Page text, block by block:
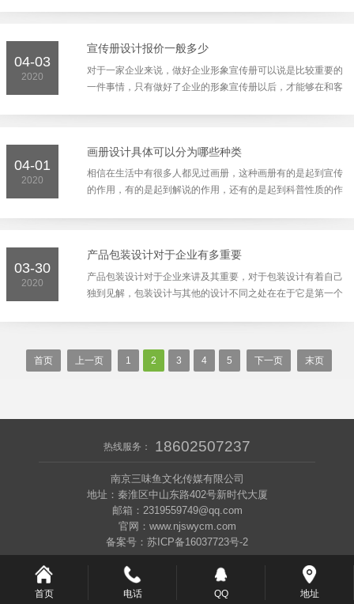
04-03
2020
宣传册设计报价一般多少
对于一家企业来说，做好企业形象宣传册可以说是比较重要的
一件事情，只有做好了企业的形象宣传册以后，才能够在和客
04-01
2020
画册设计具体可以分为哪些种类
相信在生活中有很多人都见过画册，这种画册有的是起到宣传
的作用，有的是起到解说的作用，还有的是起到科普性质的作
03-30
2020
产品包装设计对于企业有多重要
产品包装设计对于企业来讲及其重要，对于包装设计有着自己
独到见解，包装设计与其他的设计不同之处在在于它是第一个
首页 上一页 1 2 3 4 5 下一页 末页
热线服务： 18602507237
南京三味鱼文化传媒有限公司
地址：秦淮区中山东路402号新时代大厦
邮箱：2319559749@qq.com
官网：www.njswycm.com
备案号：苏ICP备16037723号-2
首页 电话 QQ 地址